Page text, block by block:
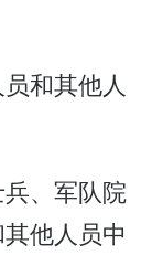
和其他人
、军队院
他人员中